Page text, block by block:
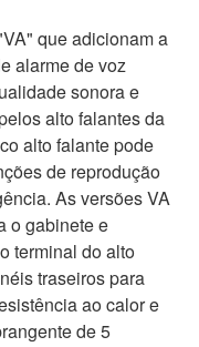
que adicionam a
alarme de voz
sonora e
alto falantes da
alto falante pode
de reprodução
As versões VA
o gabinete e
terminal do alto
traseiros para
ao calor e
de 5